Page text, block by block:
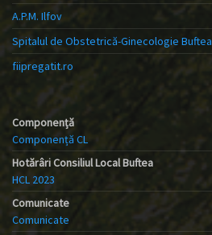
A.P.M. Ilfov
Spitalul de Obstetrică-Ginecologie Buftea
fiipregatit.ro
Componență
Componență CL
Hotărâri Consiliul Local Buftea
HCL 2023
Comunicate
Comunicate